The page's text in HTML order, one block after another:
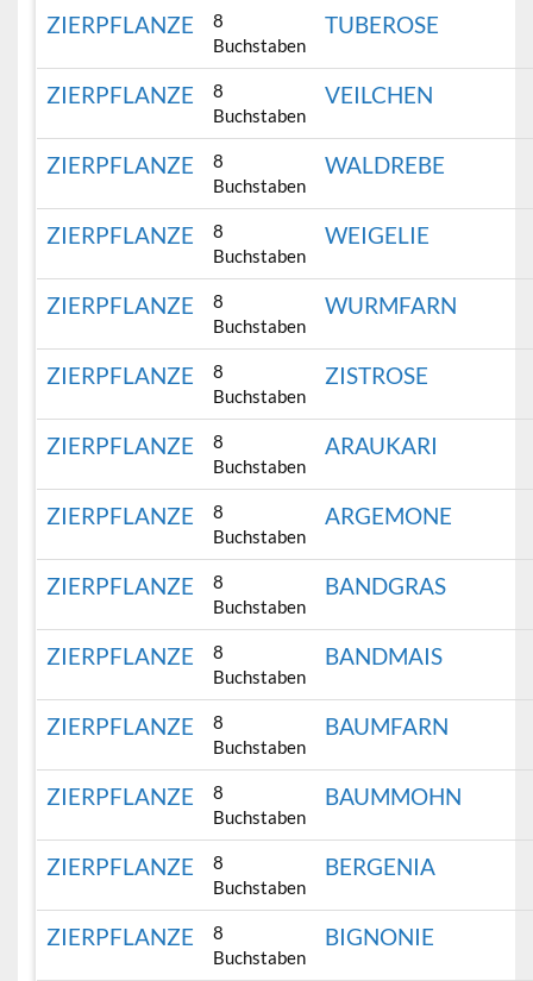
ZIERPFLANZE
8
Buchstaben
TUBEROSE
ZIERPFLANZE
8
Buchstaben
VEILCHEN
ZIERPFLANZE
8
Buchstaben
WALDREBE
ZIERPFLANZE
8
Buchstaben
WEIGELIE
ZIERPFLANZE
8
Buchstaben
WURMFARN
ZIERPFLANZE
8
Buchstaben
ZISTROSE
ZIERPFLANZE
8
Buchstaben
ARAUKARI
ZIERPFLANZE
8
Buchstaben
ARGEMONE
ZIERPFLANZE
8
Buchstaben
BANDGRAS
ZIERPFLANZE
8
Buchstaben
BANDMAIS
ZIERPFLANZE
8
Buchstaben
BAUMFARN
ZIERPFLANZE
8
Buchstaben
BAUMMOHN
ZIERPFLANZE
8
Buchstaben
BERGENIA
ZIERPFLANZE
8
Buchstaben
BIGNONIE